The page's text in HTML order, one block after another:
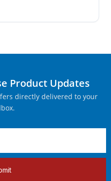
Product Updates
directly delivered to your